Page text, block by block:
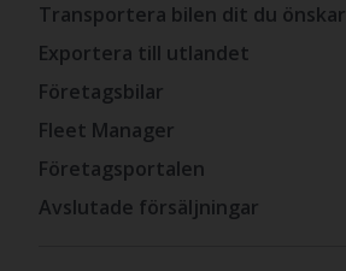
Transportera bilen dit du önskar
Exportera till utlandet
Företagsbilar
Fleet Manager
Företagsportalen
Avslutade försäljningar